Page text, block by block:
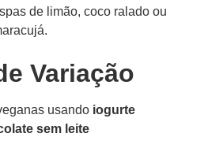
de limão, coco ralado ou
Variação
usando iogurte
sem leite